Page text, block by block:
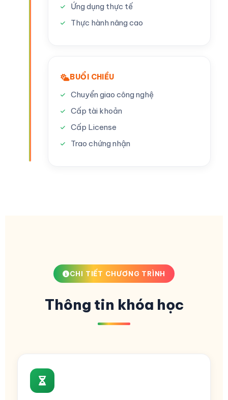
Ứng dụng thực tế
Thực hành nâng cao
BUỔI CHIỀU
Chuyển giao công nghệ
Cấp tài khoản
Cấp License
Trao chứng nhận
CHI TIẾT CHƯƠNG TRÌNH
Thông tin khóa học